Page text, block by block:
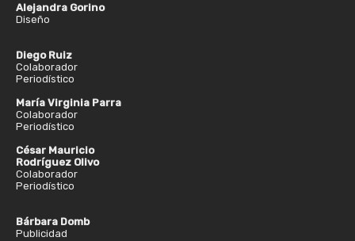
Alejandra Gorino
Diseño
Diego Ruiz
Colaborador
Periodístico
María Virginia Parra
Colaborador
Periodístico
César Mauricio
Rodríguez Olivo
Colaborador
Periodístico
Bárbara Domb
Publicidad